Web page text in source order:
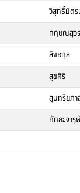
วิสุทธิ์มิตร
กฤษณสุว
สิงหกุล
สุขศิริ
สุนทรียภา
ศักยะจารุ